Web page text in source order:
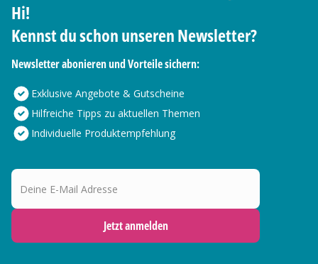
Hi!
Kennst du schon unseren Newsletter?
Newsletter abonieren und Vorteile sichern:
Exklusive Angebote & Gutscheine
Hilfreiche Tipps zu aktuellen Themen
Individuelle Produktempfehlung
Deine E-Mail Adresse
Jetzt anmelden